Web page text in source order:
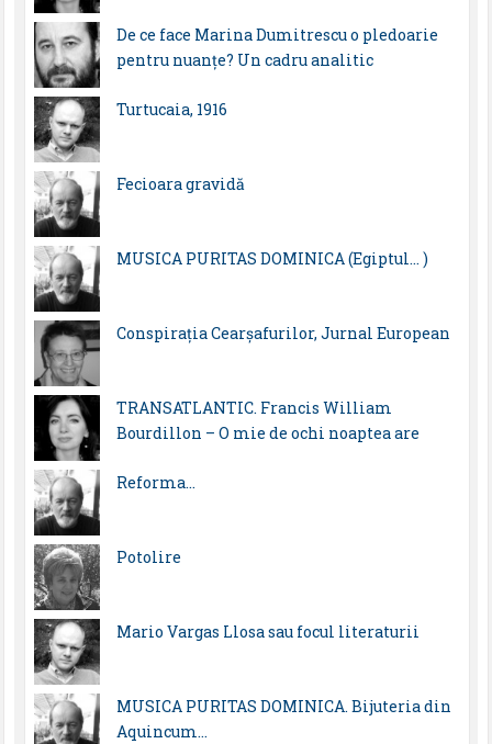
De ce face Marina Dumitrescu o pledoarie
pentru nuanțe? Un cadru analitic
Turtucaia, 1916
Fecioara gravidă
MUSICA PURITAS DOMINICA (Egiptul… )
Conspirația Cearșafurilor, Jurnal European
TRANSATLANTIC. Francis William
Bourdillon – O mie de ochi noaptea are
Reforma…
Potolire
Mario Vargas Llosa sau focul literaturii
MUSICA PURITAS DOMINICA. Bijuteria din
Aquincum…